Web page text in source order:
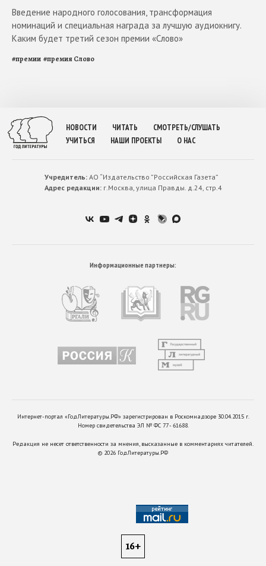
Введение народного голосования, трансформация
номинаций и специальная награда за лучшую аудиокнигу.
Каким будет третий сезон премии «Слово»
#премии #премия Слово
НОВОСТИ ЧИТАТЬ
СМОТРЕТЬ/СЛУШАТЬ
УЧИТЬСЯ
НАШИ ПРОЕКТЫ О НАС
Учредитель:АО “Издательство ”Российская Газета”
Адрес редакции:г.Москва, улица Правды. д.24, стр.4
Информационные партнеры:
Интернет-портал «ГодЛитературы.РФ» зарегистрирован в Роскомнадзоре 30.04.2015 г.
Номер свидетельства ЭЛ № ФС 77 - 61688.
Редакция не несет ответственности за мнения, высказанные в комментариях читателей.
© 2026 ГодЛитературы.РФ
16+